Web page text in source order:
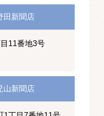
田新聞店
11番地3号
山新聞店